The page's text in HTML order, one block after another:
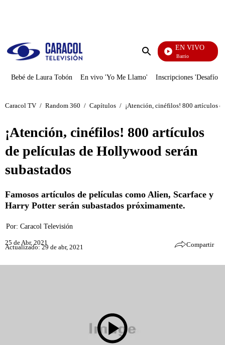
Enviar
EN VIVO
María La Del Barrio
Bebé de Laura Tobón En vivo 'Yo Me Llamo' Inscripciones 'Desafío'
Caracol TV / Random 360 / Capítulos / ¡Atención, cinéfilos! 800 artículos
¡Atención, cinéfilos! 800 artículos
de películas de Hollywood serán
subastados
Famosos artículos de películas como Alien, Scarface y
Harry Potter serán subastados próximamente.
Por: Caracol Televisión
25 de Abr, 2021
Actualizado: 29 de abr, 2021 Compartir